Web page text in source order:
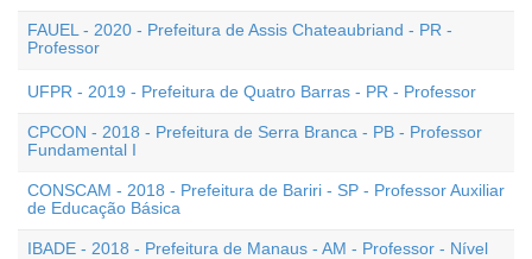
FAUEL - 2020 - Prefeitura de Assis Chateaubriand - PR -
Professor
UFPR - 2019 - Prefeitura de Quatro Barras - PR - Professor
CPCON - 2018 - Prefeitura de Serra Branca - PB - Professor
Fundamental I
CONSCAM - 2018 - Prefeitura de Bariri - SP - Professor Auxiliar
de Educação Básica
IBADE - 2018 - Prefeitura de Manaus - AM - Professor - Nível